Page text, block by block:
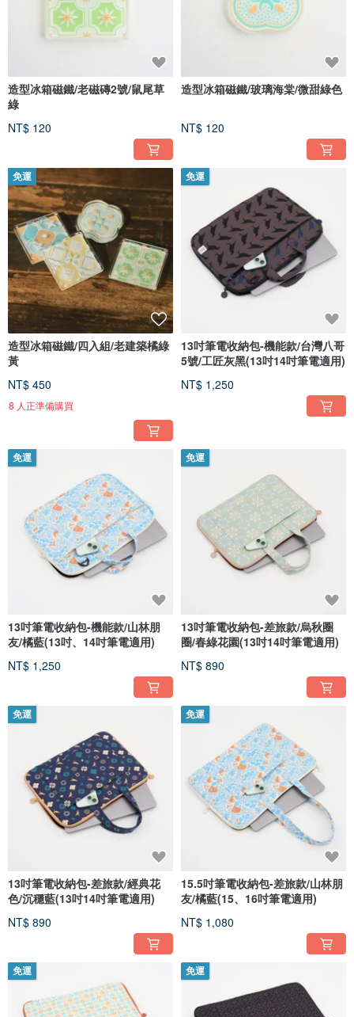
造型冰箱磁鐵/老磁磚2號/鼠尾草
綠
NT$ 120
造型冰箱磁鐵/玻璃海棠/微甜綠色
NT$ 120
免運
造型冰箱磁鐵/四入組/老建築橘綠
黃
NT$ 450
8 人正準備購買
免運
13吋筆電收納包-機能款/台灣八哥
5號/工匠灰黑(13吋14吋筆電適用)
NT$ 1,250
免運
13吋筆電收納包-機能款/山林朋
友/橘藍(13吋、14吋筆電適用)
NT$ 1,250
免運
13吋筆電收納包-差旅款/烏秋圈
圈/春綠花園(13吋14吋筆電適用)
NT$ 890
免運
13吋筆電收納包-差旅款/經典花
色/沉穩藍(13吋14吋筆電適用)
NT$ 890
免運
15.5吋筆電收納包-差旅款/山林朋
友/橘藍(15、16吋筆電適用)
NT$ 1,080
免運 免運